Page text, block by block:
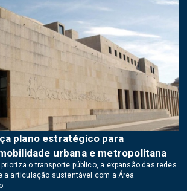
plano estratégico para
urbana e metropolitana
o transporte público, a expansão das redes
a articulação sustentável com a Área